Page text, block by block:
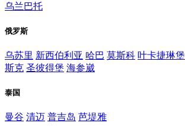
乌兰巴托
俄罗斯
乌苏里 新西伯利亚 哈巴 莫斯科 叶卡捷琳堡
斯克 圣彼得堡 海参崴
泰国
曼谷 清迈 普吉岛 芭堤雅